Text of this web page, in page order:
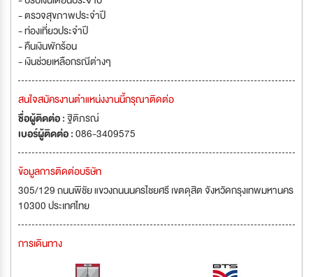
- ตรวจสุขภาพประจำปี
- ท่องเที่ยวประจำปี
- คืนเงินพักร้อน
- เงินช่วยเหลือกรณีต่างๆ
สนใจสมัครงานตำแหน่งงานนี้กรุณาติดต่อ
ชื่อผู้ติดต่อ :ฐิติภรณ์
เบอร์ผู้ติดต่อ :086-3409575
ข้อมูลการติดต่อบริษัท
305/129 ถนนพิชัย แขวงถนนนครไชยศรี เขตดุสิต จังหวัดกรุงเทพมหานคร
10300 ประเทศไทย
การเดินทาง